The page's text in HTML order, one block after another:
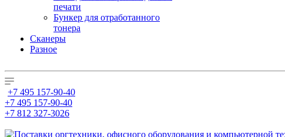
печати
Бункер для отработанного
тонера
Сканеры
Разное
+7 495 157-90-40
+7 495 157-90-40
+7 812 327-3026